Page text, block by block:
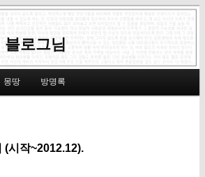
로그님
몽땅 방명록
(시작~2012.12).